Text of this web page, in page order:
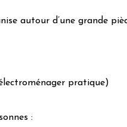
autour d’une grande
pratique)
: